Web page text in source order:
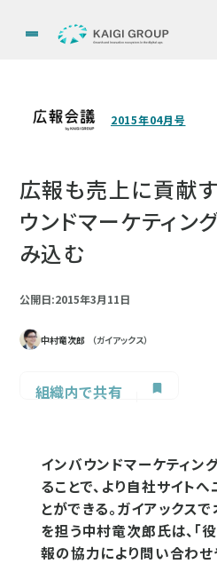
2015年04月号
広報も売上に貢献
ウンドマーケティン
み込む
公開日:2015年3月11日
中村竜次郎 （ガイアックス）
組織内で共有
インバウンドマーケティン
ることで、より自社サイト
とができる。ガイアックス
を担う中村竜次郎氏は、「
報の協力により問い合わ